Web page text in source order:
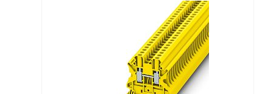
В корзину
Сравнение
Под заказ